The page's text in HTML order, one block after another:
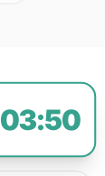
03:50